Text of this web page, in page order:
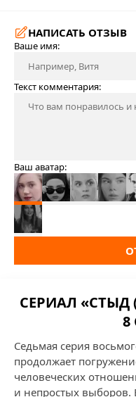
НАПИСАТЬ ОТЗЫВ
Ваше имя:
Текст комментария:
Ваш аватар:
СЕРИАЛ «СТЫД
8
Седьмая серия
продолжает
человеческих
и непростых выборов.